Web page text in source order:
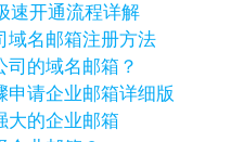
速开通流程详解
域名邮箱注册方法
的域名邮箱？
申请企业邮箱详细版
大的企业邮箱